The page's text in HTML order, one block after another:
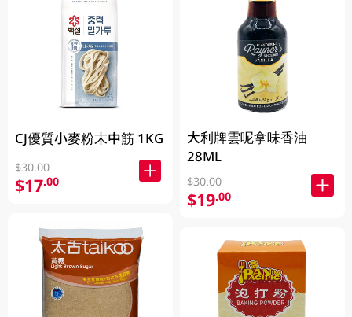
CJ優質小麥粉末中筋 1KG
$30.00
$17.00
大利牌雲呢拿味香油
28ML
$30.00
$19.00